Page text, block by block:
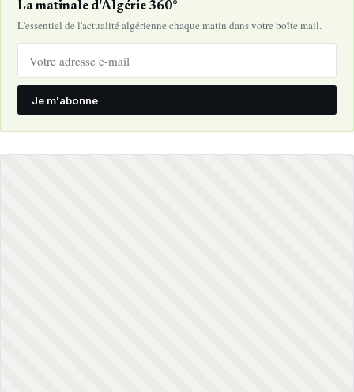
La matinale d'Algérie 360°
L'essentiel de l'actualité algérienne chaque matin dans votre boîte mail.
Je m'abonne